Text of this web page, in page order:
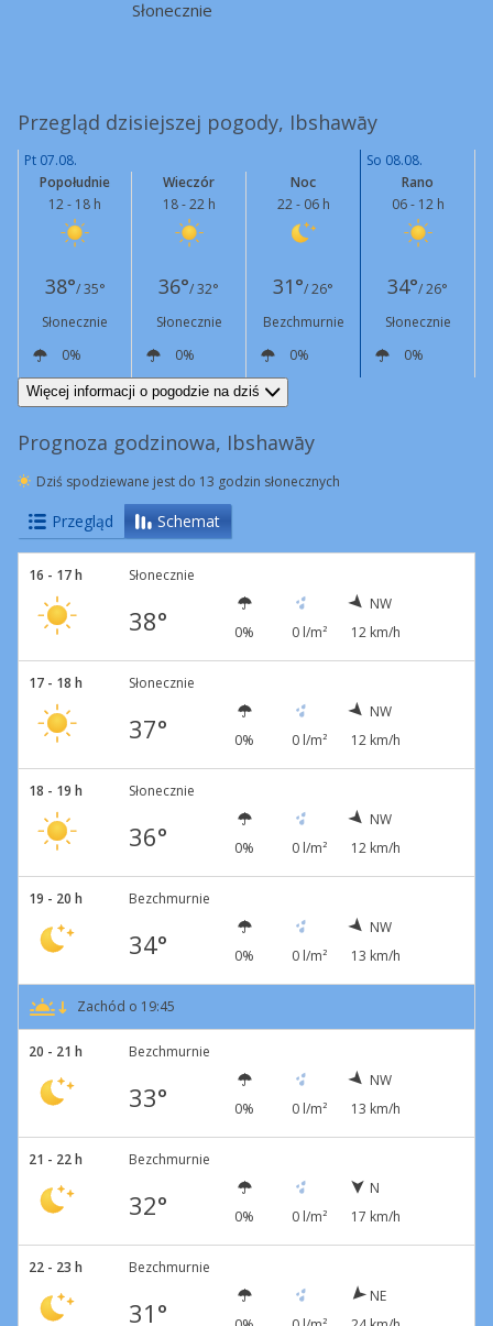
Słonecznie
Przegląd dzisiejszej pogody, Ibshawāy
Pt 07.08.
So 08.08.
Popołudnie
12 - 18 h
Wieczór
18 - 22 h
Noc
22 - 06 h
Rano
06 - 12 h
38°/ 35° 36°/ 32° 31°/ 26° 34°/ 26°
Słonecznie
Słonecznie Bezchmurnie
Słonecznie
0%
0% 0%
0%
NW
11 km/h NW
14 km/h
Więcej informacji o pogodzie na dziś
Prognoza godzinowa, Ibshawāy
Dziś spodziewane jest do 13 godzin słonecznych
Przegląd Schemat
16 - 17 h Słonecznie
38° 0% 0 l/m²
NW
12 km/h
17 - 18 h Słonecznie
37° 0% 0 l/m²
NW
12 km/h
18 - 19 h Słonecznie
36° 0% 0 l/m²
NW
12 km/h
19 - 20 h Bezchmurnie
34° 0% 0 l/m²
NW
13 km/h
Zachód o 19:45
20 - 21 h Bezchmurnie
33° 0% 0 l/m²
NW
13 km/h
21 - 22 h Bezchmurnie
32° 0% 0 l/m²
N
17 km/h
22 - 23 h Bezchmurnie
31°
NE